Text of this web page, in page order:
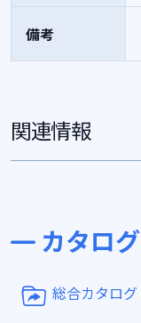
備考
関連情報
カタログ
総合カタログ